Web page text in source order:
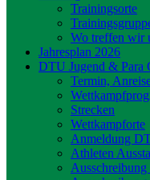
Trainingsorte
Wo treffen wir
Jahresplan 2026
DTU Jugend & Para
Termin,
Strecken
Wettkampforte
Anmeldung
Athleten